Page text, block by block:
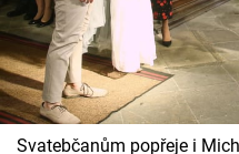
Svatebčanům popřeje i